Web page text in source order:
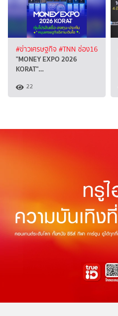
#ข่าวเศรษฐกิจ #TNN ช่อง16
"MONEY EXPO 2026
KORAT"…
22